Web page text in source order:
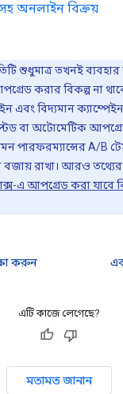
অনলাইন বিক্রয়
শুধুমাত্র তখনই
করার বিকল্প না
এবং বিদ্যমান
বা অটোমেটিক
পারফরম্যান্সের A/B
বজায় রাখা। আরও
এ আপগ্রেড করা যাবে
করুন
এটি কাজে লেগেছে?
মতামত জানান